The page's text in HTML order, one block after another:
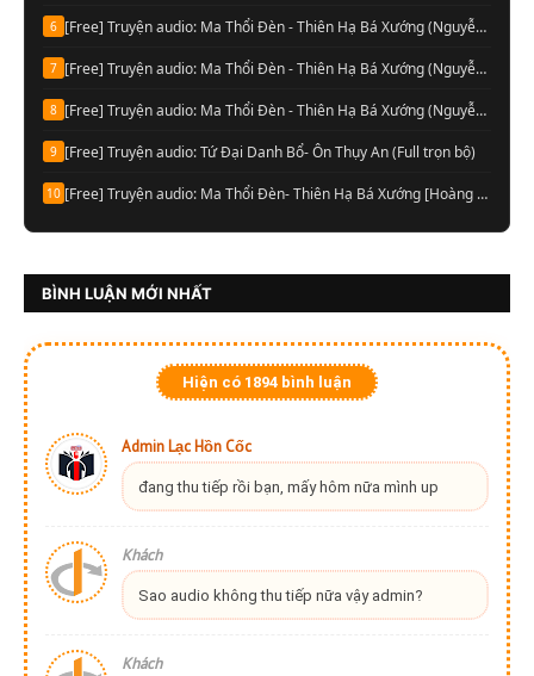
6 [Free] Truyện audio: Ma Thổi Đèn - Thiên Hạ Bá Xướng (Nguyễn Thành đọc-Quyển 03)
7 [Free] Truyện audio: Ma Thổi Đèn - Thiên Hạ Bá Xướng (Nguyễn Thành đọc-Quyển 02)
8 [Free] Truyện audio: Ma Thổi Đèn - Thiên Hạ Bá Xướng (Nguyễn Thành đọc-Quyển 01)
9 [Free] Truyện audio: Tứ Đại Danh Bổ- Ôn Thụy An (Full trọn bộ)
10 [Free] Truyện audio: Ma Thổi Đèn- Thiên Hạ Bá Xướng [Hoàng Vinh đọc] (Trọn bộ)
BÌNH LUẬN MỚI NHẤT
Hiện có 1894 bình luận
Admin Lạc Hồn Cốc
đang thu tiếp rồi bạn, mấy hôm nữa mình up
Khách
Sao audio không thu tiếp nữa vậy admin?
Khách